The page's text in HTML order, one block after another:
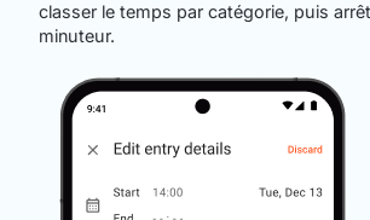
classer le temps par catégorie, puis
minuteur.